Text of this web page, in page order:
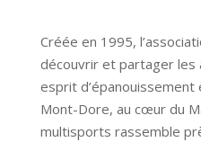
Créée en 1995,
découvrir et partager les
esprit d’épanouissement
Mont-Dore, au cœur du
multisports rassemble